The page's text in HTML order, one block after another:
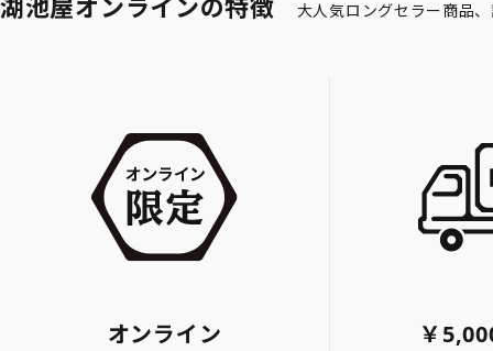
湖池屋オンラインの特徴 大人気ロングセラー商品
オンライン
￥